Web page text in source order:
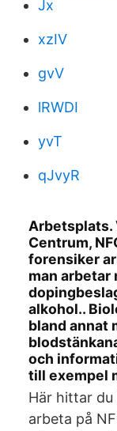
Jx
xzIV
gvV
lRWDI
yvT
qJvyR
Arbetsplats.
Centrum,
forensiker
man arbetar
alkohol..
bland annat
och
till exempel
Här hittar
arbeta på